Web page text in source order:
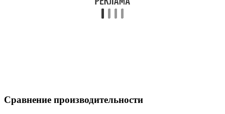
Сравнение производительности